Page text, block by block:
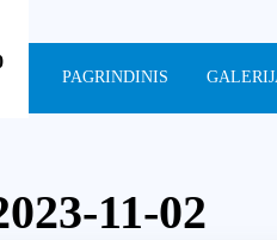
PAGRINDINIS
11-02